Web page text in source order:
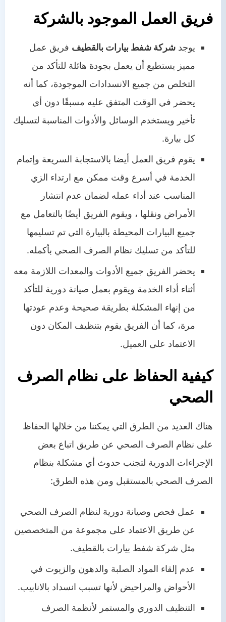
فريق العمل الموجود بالشركة
يوجد شركة شفط بيارات بالقطيف فريق عمل
مميز يستطيع أن يعمل بجودة هائلة للتأكد من
التخلص من جميع الانسدادات الموجودة، كما أنه
يحضر في الوقت المتفق عليه مسبقًا دون أي
تأخير ويستخدم الوسائل والأدوات المناسبة لتسليك
كل بيارة.
يقوم فريق العمل أيضا بالاستجابة السريعة وإتمام
الخدمة في أسرع وقت ممكن مع ارتداء الزي
المناسب عند أداء عمله لضمان عدم انتشار
الأمراض ونقلها ، ويقوم الفريق أيضًا بالتعامل مع
جميع البيارات المحيطة بالبيارة التي تم تسليمها
للتأكد من تسليك نظام الصرف الصحي بأكمله.
يحضر الفريق جميع الأدوات والمعدات اللازمة معه
أثناء أداء الخدمة ويقوم بعمل صيانة دورية للتأكد
من إنهاء المشكلة بطريقة صحيحة وعدم عودتها
مرة، كما أن الفريق يقوم بتنظيف المكان دون
الاعتماد على العميل.
كيفية الحفاظ على نظام الصرف
الصحي
هناك العديد من الطرق التي يمكننا من خلالها الحفاظ
على نظام الصرف الصحي عن طريق اتباع بعض
الإجراءات الدورية لتجنب حدوث أي مشكلة بنظام
الصرف الصحي بالمستقبل ومن هذه الطرق:
عمل فحص وصيانة دورية لنظام الصرف الصحي
عن طريق الاعتماد على مجموعة من المتخصصين
مثل شركة شفط بيارات بالقطيف.
عدم إلقاء المواد الصلبة والدهون والزيوت في
الأحواض والمراحيض لأنها تسبب انسداد بالانابيب.
التنظيف الدوري والمستمر لأنظمة الصرف